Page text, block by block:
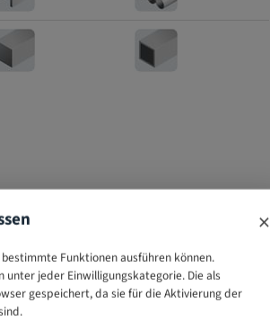
×
Funktionen ausführen können.
unter jeder Einwilligungskategorie. Die als
gespeichert, da sie für die Aktivierung der